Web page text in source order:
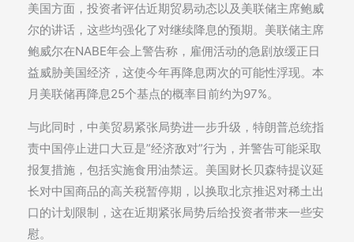
美国方面，投资者评估近期贸易动态以及美联储主席鲍威
尔的讲话，这些均强化了对继续降息的预期。美联储主席
鲍威尔在NABE年会上警告称，雇佣活动的急剧放缓正日
益威胁美国经济，这使今年再降息两次的可能性浮现。本
月美联储再降息25个基点的概率目前约为97%。
与此同时，中美贸易紧张局势进一步升级，特朗普总统指
责中国停止进口大豆是”经济敌对”行为，并警告可能采取
报复措施，包括实施食用油禁运。美国财长贝森特提议延
长对中国商品的高关税暂停期，以换取北京推迟对稀土出
口的计划限制，这在近期紧张局势后给投资者带来一些安
慰。